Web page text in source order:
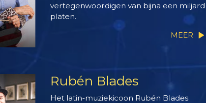
vertegenwoordigen van bijna een miljard
platen.
MEER
Rubén Blades
Het latin-muziekicoon Rubén Blades